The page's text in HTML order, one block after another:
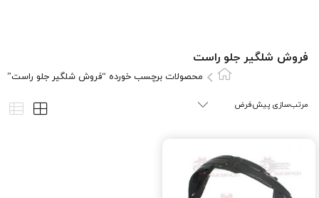
فروش شلگیر جلو راست
محصولات برچسب خورده “فروش شلگیر جلو راست”